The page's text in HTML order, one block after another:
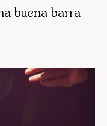
buena barra